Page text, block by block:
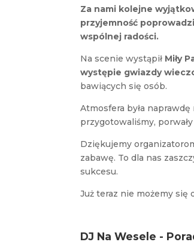
Za nami kolejne
przyjemność
wspólnej radości.
Na scenie wystąpił Miły
występie gwiazdy
bawiących się osób.
Atmosfera była
przygotowaliśmy,
Dziękujemy
zabawę. To dla nas
sukcesu.
Już teraz nie możemy
DJ Na Wesele -